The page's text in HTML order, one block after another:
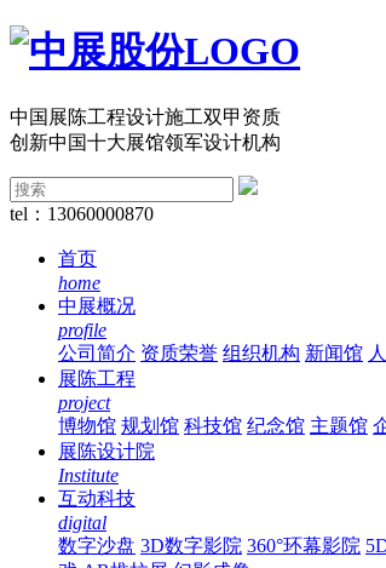
中国展陈工程设计施工双甲资质
创新中国十大展馆领军设计机构
tel：13060000870
首页
home
中展概况
profile
公司简介 资质荣誉 组织机构 新闻馆
展陈工程
project
博物馆 规划馆 科技馆 纪念馆 主题馆
展陈设计院
Institute
互动科技
digital
数字沙盘 3D数字影院 360°环幕影院